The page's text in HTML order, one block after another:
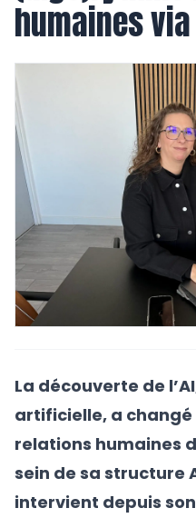
humaines via
La découverte de
artificielle, a changé
relations humaines
sein de sa structure
intervient depuis